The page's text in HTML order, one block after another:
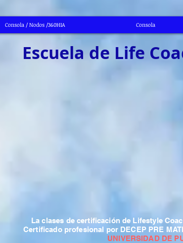
Consola / Nodos /360HIA Consola
Escuela de Life
La clases de certificación de Lifestyle
Certificado profesional por DECEP PRE
UNIVERSIDAD DE